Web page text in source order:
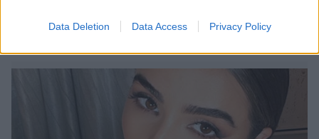
Data Deletion Data Access Privacy Policy